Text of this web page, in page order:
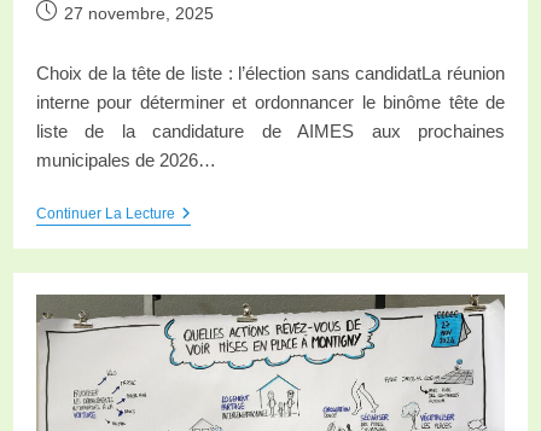
27 novembre, 2025
Choix de la tête de liste : l’élection sans candidatLa réunion
interne pour déterminer et ordonnancer le binôme tête de
liste de la candidature de AIMES aux prochaines
municipales de 2026…
Continuer La Lecture